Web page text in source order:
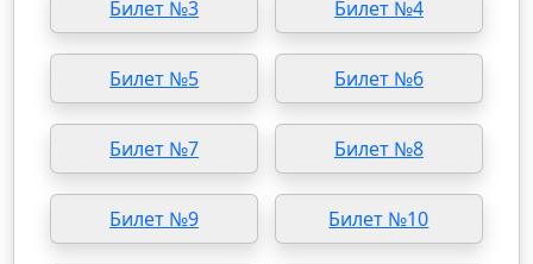
Билет №3 Билет №4
Билет №5 Билет №6
Билет №7 Билет №8
Билет №9 Билет №10